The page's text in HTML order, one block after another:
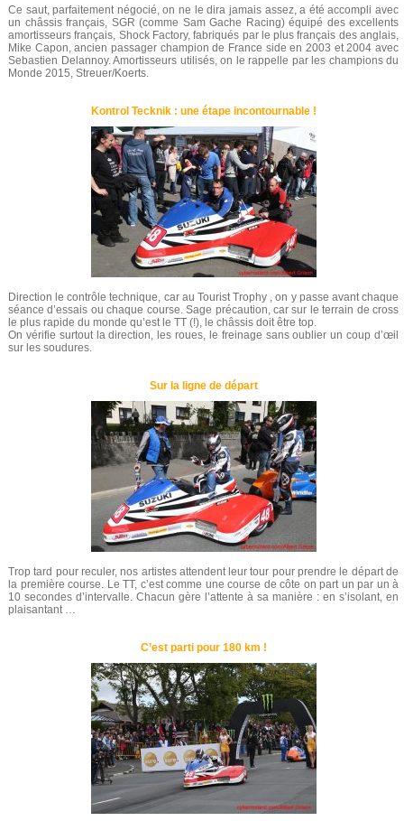
Ce saut, parfaitement négocié, on ne le dira jamais assez, a été accompli avec
un châssis français, SGR (comme Sam Gache Racing) équipé des excellents
amortisseurs français, Shock Factory, fabriqués par le plus français des anglais,
Mike Capon, ancien passager champion de France side en 2003 et 2004 avec
Sebastien Delannoy. Amortisseurs utilisés, on le rappelle par les champions du
Monde 2015, Streuer/Koerts.
Kontrol Tecknik : une étape incontournable !
Direction le contrôle technique, car au Tourist Trophy , on y passe avant chaque
séance d’essais ou chaque course. Sage précaution, car sur le terrain de cross
le plus rapide du monde qu’est le TT (!), le châssis doit être top.
On vérifie surtout la direction, les roues, le freinage sans oublier un coup d’œil
sur les soudures.
Sur la ligne de départ
Trop tard pour reculer, nos artistes attendent leur tour pour prendre le départ de
la première course. Le TT, c’est comme une course de côte on part un par un à
10 secondes d’intervalle. Chacun gère l’attente à sa manière : en s’isolant, en
plaisantant …
C’est parti pour 180 km !